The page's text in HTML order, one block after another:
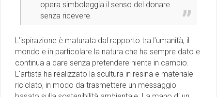
opera simboleggia il senso del donare
senza ricevere.
L’ispirazione è maturata dal rapporto tra l’umanità, il
mondo e in particolare la natura che ha sempre dato e
continua a dare senza pretendere niente in cambio.
L'artista ha realizzato la scultura in resina e materiale
riciclato, in modo da trasmettere un messaggio